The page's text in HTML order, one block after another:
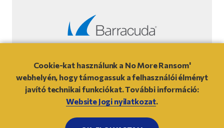
A weboldal jogi nyilatkozata
© 2021- NO MORE RANSOM
OLDAL TETEJÉRE
Cookie-kat használunk a No More Ransom'
webhelyén, hogy támogassuk a felhasználói élményt
javító technikai funkciókat. További információ:
Website Jogi nyilatkozat.